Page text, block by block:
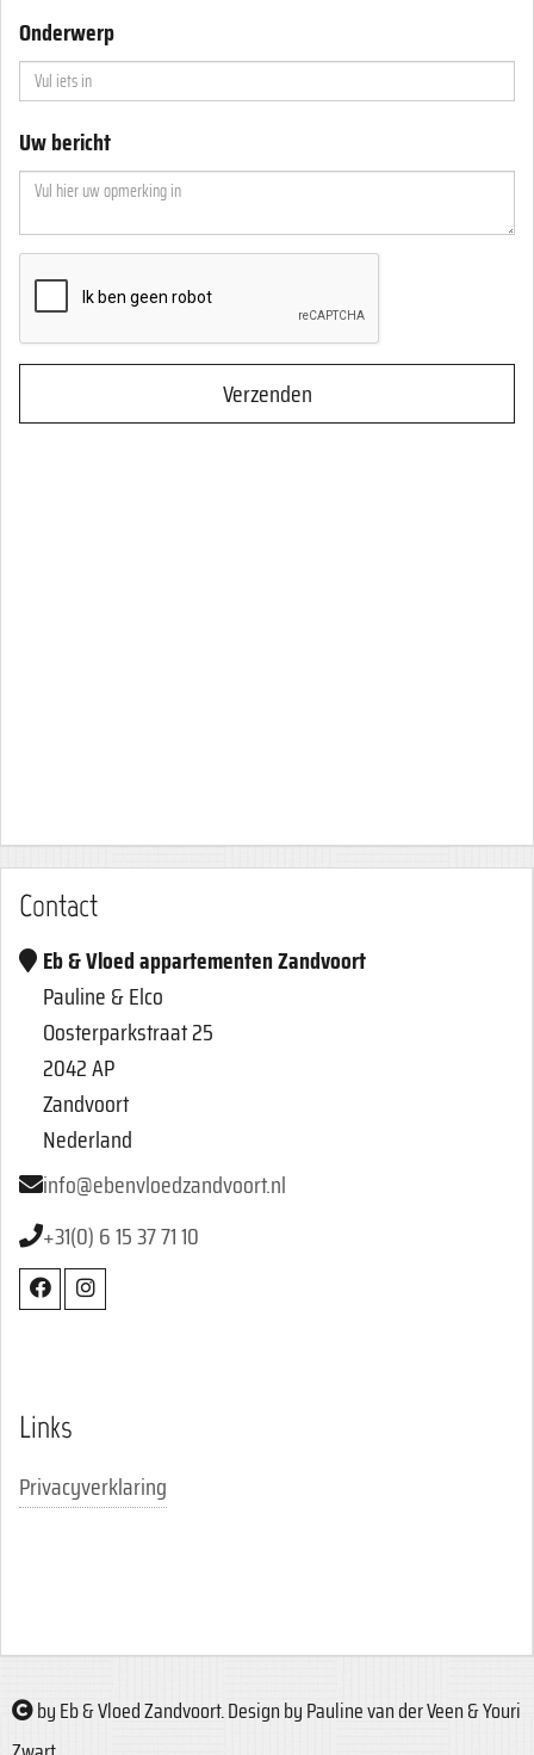
Onderwerp
Uw bericht
Verzenden
Contact
Eb & Vloed appartementen Zandvoort
Pauline & Elco
Oosterparkstraat 25
2042 AP
Zandvoort
Nederland
info@ebenvloedzandvoort.nl
+31(0) 6 15 37 71 10
Links
Privacyverklaring
by Eb & Vloed Zandvoort. Design by Pauline van der Veen & Youri